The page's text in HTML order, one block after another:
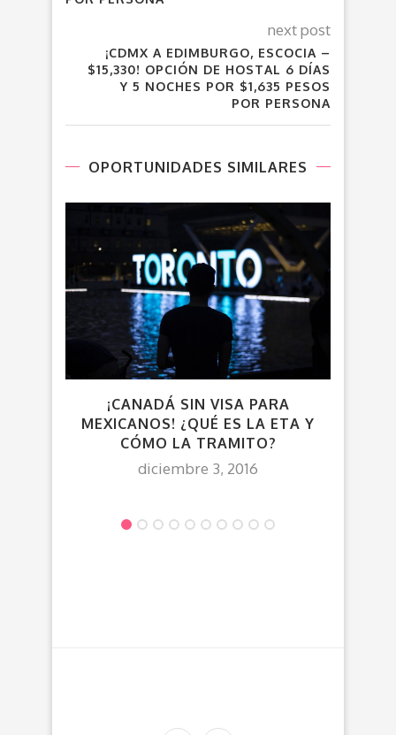
next post
¡CDMX A EDIMBURGO, ESCOCIA –
$15,330! OPCIÓN DE HOSTAL 6 DÍAS
Y 5 NOCHES POR $1,635 PESOS
POR PERSONA
OPORTUNIDADES SIMILARES
¡CANADÁ SIN VISA PARA
MEXICANOS! ¿QUÉ ES LA ETA Y
CÓMO LA TRAMITO?
diciembre 3, 2016